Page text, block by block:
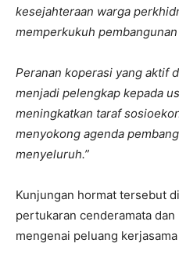
kesejahteraan warga
memperkukuh
Peranan koperasi yang aktif
menjadi pelengkap kepada
meningkatkan taraf
menyokong agenda
menyeluruh.”
Kunjungan hormat tersebut
pertukaran cenderamata
mengenai peluang